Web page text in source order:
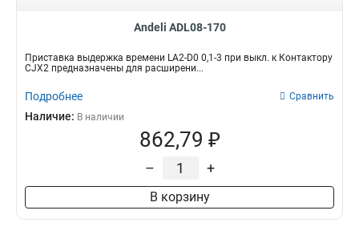
Andeli ADL08-170
Приставка выдержка времени LA2-D0 0,1-3 при выкл. к Контактору
CJX2 предназначены для расширени...
Подробнее Сравнить
Наличие: В наличии
862,79 ₽
– +
В корзину